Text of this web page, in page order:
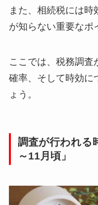
また、相続税には
が知らない重要なポ
ここでは、税務調査
確率、そして時効に
ょう。
調査が行われる
～11月頃」